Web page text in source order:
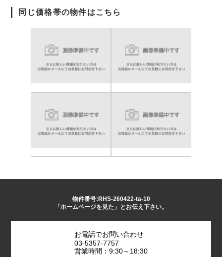
同じ価格帯の物件はこちら
物件番号:RHS-260422-ta-10
「ホームページを見た」とお伝え下さい。
お電話でお問い合わせ
03-5357-7757
営業時間：9:30～18:30